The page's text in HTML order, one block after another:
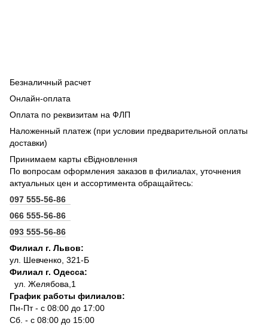
Безналичный расчет
Онлайн-оплата
Оплата по реквизитам на ФЛП
Наложенный платеж (при условии предварительной оплаты
доставки)
Принимаем карты єВідновлення
По вопросам оформления заказов в филиалах, уточнения
актуальных цен и ассортимента обращайтесь:
097 555-56-86
066 555-56-86
093 555-56-86
Филиал г. Львов:
ул. Шевченко, 321-Б
Филиал г. Одесса:
ул. Желябова,1
График работы филиалов:
Пн-Пт - с 08:00 до 17:00
Сб. - с 08:00 до 15:00